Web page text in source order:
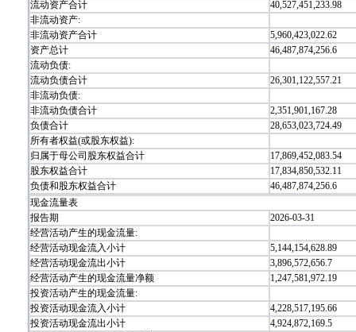
流动资产合计
40,527,451,233.98
非流动资产:
非流动资产合计
5,960,423,022.62
资产总计
46,487,874,256.6
流动负债:
流动负债合计
26,301,122,557.21
非流动负债:
非流动负债合计
2,351,901,167.28
负债合计
28,653,023,724.49
所有者权益(或股东权益):
归属于母公司股东权益合计
17,869,452,083.54
股东权益合计
17,834,850,532.11
负债和股东权益合计
46,487,874,256.6
现金流量表
报告期
2026-03-31
经营活动产生的现金流量:
经营活动现金流入小计
5,144,154,628.89
经营活动现金流出小计
3,896,572,656.7
经营活动产生的现金流量净额
1,247,581,972.19
投资活动产生的现金流量:
投资活动现金流入小计
4,228,517,195.66
投资活动现金流出小计
4,924,872,169.5